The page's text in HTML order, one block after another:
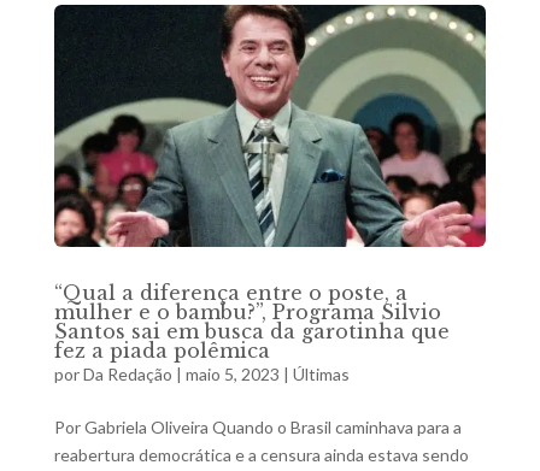
“Qual a diferença entre o poste, a
mulher e o bambu?”, Programa Silvio
Santos sai em busca da garotinha que
fez a piada polêmica
porDa Redação | maio 5, 2023 | Últimas
Por Gabriela Oliveira Quando o Brasil caminhava para a
reabertura democrática e a censura ainda estava sendo